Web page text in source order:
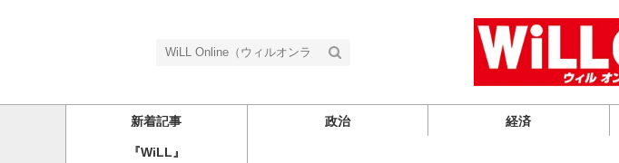
新着記事 政治 経済
『WiLL』